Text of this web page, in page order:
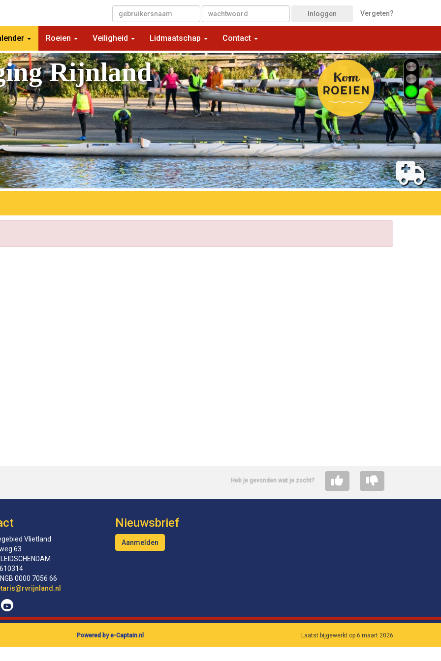
Inloggen Vergeten?
Roeien Veiligheid Lidmaatschap Contact
Rijnland
Heb je gevonden wat je zocht?
Vlietland
63
0000 7056 66
@rvrijnland.nl
Nieuwsbrief
Aanmelden
Powered by e-Captain.nl Laatst bijgewerkt op 6 maart 2026